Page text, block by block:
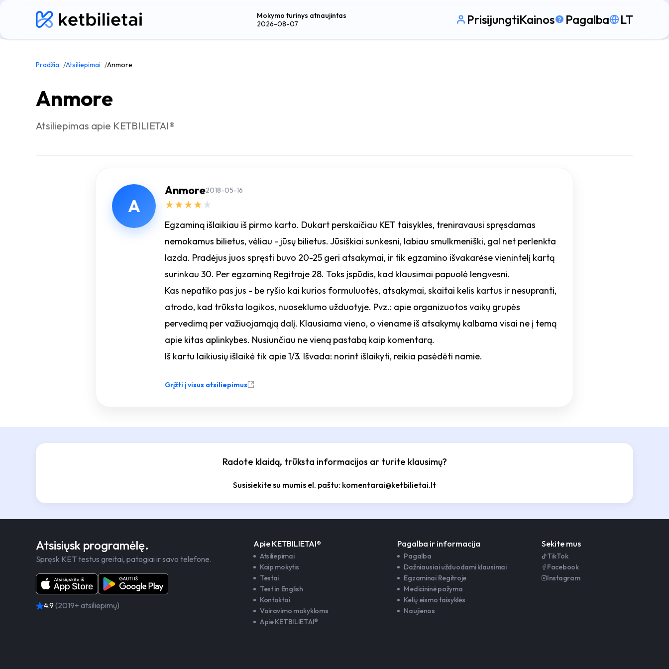
Mokymo turinys atnaujintas
2026-08-07
PrisijungtiKainos Pagalba LT
Pradžia Atsiliepimai Anmore
Anmore
Atsiliepimas apie KETBILIETAI®
A
Anmore2018-05-16
★★★★★
Egzaminą išlaikiau iš pirmo karto. Dukart perskaičiau KET taisykles, treniravausi spręsdamas
nemokamus bilietus, vėliau - jūsų bilietus. Jūsiškiai sunkesni, labiau smulkmeniški, gal net perlenkta
lazda. Pradėjus juos spręsti buvo 20-25 geri atsakymai, ir tik egzamino išvakarėse vienintelį kartą
surinkau 30. Per egzaminą Regitroje 28. Toks įspūdis, kad klausimai papuolė lengvesni.
Kas nepatiko pas jus - be ryšio kai kurios formuluotės, atsakymai, skaitai kelis kartus ir nesupranti,
atrodo, kad trūksta logikos, nuoseklumo užduotyje. Pvz.: apie organizuotos vaikų grupės
pervedimą per važiuojamąją dalį. Klausiama vieno, o viename iš atsakymų kalbama visai ne į temą
apie kitas aplinkybes. Nusiunčiau ne vieną pastabą kaip komentarą.
Iš kartu laikiusių išlaikė tik apie 1/3. Išvada: norint išlaikyti, reikia pasėdėti namie.
Grįžti į visus atsiliepimus
Radote klaidą, trūksta informacijos ar turite klausimų?
Susisiekite su mumis el. paštu: komentarai@ketbilietai.lt
Atsisiųsk programėlę.
Spręsk KET testus greitai, patogiai ir savo telefone.
4.9 (2019+ atsiliepimų)
Apie KETBILIETAI®
Atsiliepimai
Kaip mokytis
Testai
Test in English
Kontaktai
Vairavimo mokykloms
Apie KETBILIETAI®
Pagalba ir informacija
Pagalba
Dažniausiai užduodami klausimai
Egzaminai Regitroje
Medicininė pažyma
Kelių eismo taisyklės
Naujienos
Sekite mus
TikTok
Facebook
Instagram